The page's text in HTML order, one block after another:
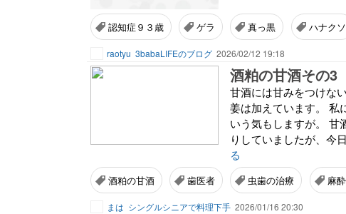
認知症９３歳 ゲラ 真っ黒 ハナクソ
raotyu 3babaLIFEのブログ 2026/02/12 19:18
酒粕の甘酒その3
甘酒には甘みをつけな
姜は加えています。 私
いう気もしますが。 甘
りしていましたが、今
る
酒粕の甘酒 歯医者 虫歯の治療 麻
まは シングルシニアで料理下手 2026/01/16 20:30